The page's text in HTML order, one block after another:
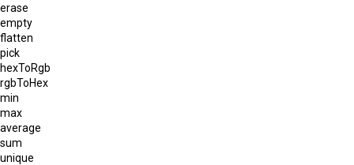
erase
empty
flatten
pick
hexToRgb
rgbToHex
min
max
average
sum
unique